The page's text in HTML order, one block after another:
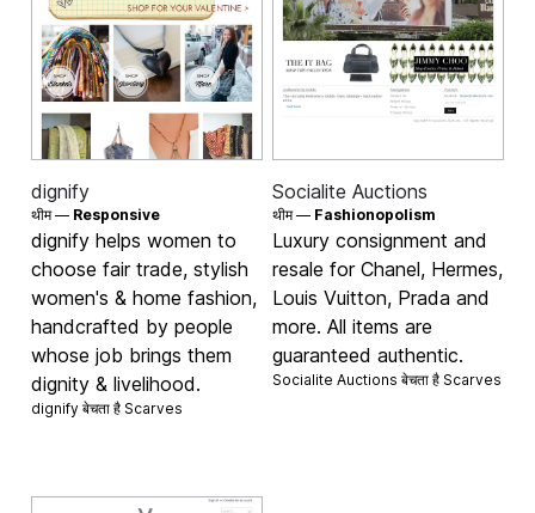
dignify
थीम — Responsive
dignify helps women to
choose fair trade, stylish
women's & home fashion,
handcrafted by people
whose job brings them
dignity & livelihood.
dignify बेचता है Scarves
Socialite Auctions
थीम — Fashionopolism
Luxury consignment and
resale for Chanel, Hermes,
Louis Vuitton, Prada and
more. All items are
guaranteed authentic.
Socialite Auctions बेचता है Scarves